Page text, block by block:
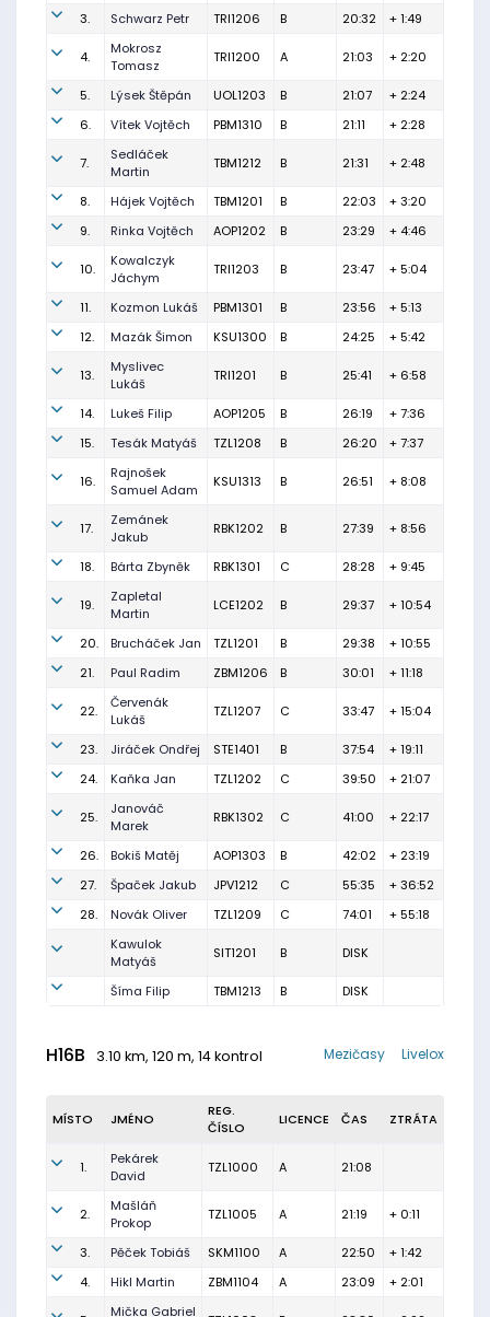
3. Schwarz Petr TRI1206 B 20:32 + 1:49
4.
Mokrosz
Tomasz
TRI1200 A 21:03 + 2:20
5. Lýsek Štěpán UOL1203 B 21:07
+ 2:24
6.
Vítek Vojtěch PBM1310 B 21:11 + 2:28
7.
Sedláček
Martin
TBM1212 B 21:31 + 2:48
8. Hájek Vojtěch TBM1201 B 22:03
+ 3:20
9.
Rinka Vojtěch AOP1202 B 23:29 + 4:46
10.
Kowalczyk
Jáchym
TRI1203 B 23:47 + 5:04
11. Kozmon Lukáš PBM1301 B 23:56
+ 5:13
12.
Mazák Šimon KSU1300 B 24:25 + 5:42
13.
Myslivec
Lukáš
TRI1201 B 25:41 + 6:58
14. Lukeš Filip AOP1205 B 26:19
+ 7:36
15.
Tesák Matyáš TZL1208 B 26:20 + 7:37
16.
Rajnošek
Samuel Adam
KSU1313 B 26:51 + 8:08
17.
Zemánek
Jakub
RBK1202 B 27:39 + 8:56
18. Bárta Zbyněk RBK1301 C 28:28 + 9:45
19.
Zapletal
Martin
LCE1202 B 29:37 + 10:54
20. Brucháček Jan TZL1201 B 29:38
+ 10:55
21.
Paul Radim ZBM1206 B 30:01 + 11:18
22.
Červenák
Lukáš
TZL1207 C 33:47 + 15:04
23. Jiráček Ondřej STE1401 B 37:54
+ 19:11
24.
Kaňka Jan TZL1202 C 39:50 + 21:07
25.
Janováč
Marek
RBK1302 C 41:00 + 22:17
26. Bokiš Matěj AOP1303 B 42:02
+ 23:19
27.
Špaček Jakub JPV1212 C 55:35
+ 36:52
28.
Novák Oliver TZL1209 C 74:01
+ 55:18
Kawulok
Matyáš
SIT1201 B DISK
Šíma Filip TBM1213 B DISK
H16B 3.10 km, 120 m, 14 kontrol Livelox
Mezičasy
MÍSTO JMÉNO
REG.
ČÍSLO
LICENCE ČAS ZTRÁTA
1.
Pekárek
David
TZL1000 A 21:08
2.
Mašláň
Prokop
TZL1005 A 21:19 + 0:11
3. Pěček Tobiáš SKM1100 A 22:50
+ 1:42
4.
Hikl Martin ZBM1104 A 23:09 + 2:01
Mička Gabriel